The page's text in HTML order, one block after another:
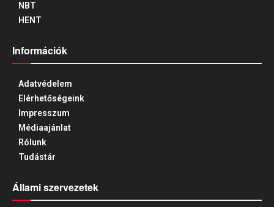
NBT
HENT
Információk
Adatvédelem
Elérhetőségeink
Impresszum
Médiaajánlat
Rólunk
Tudástár
Állami szervezetek